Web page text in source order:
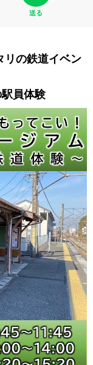
送る
の鉄道イベン
駅員体験